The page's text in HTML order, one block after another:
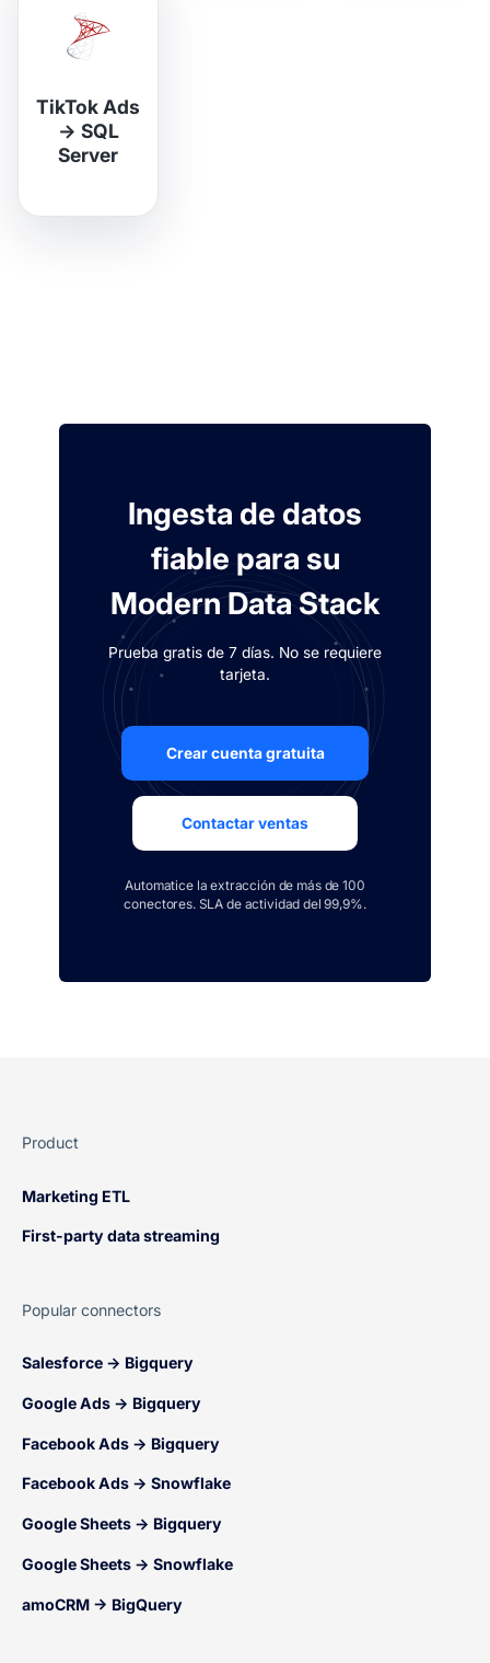
TikTok Ads
→ SQL
Server
Ingesta de datos
fiable para su
Modern Data Stack
Prueba gratis de 7 días. No se requiere
tarjeta.
Crear cuenta gratuita
Contactar ventas
Automatice la extracción de más de 100
conectores. SLA de actividad del 99,9%.
Product
Marketing ETL
First-party data streaming
Popular connectors
Salesforce → Bigquery
Google Ads → Bigquery
Facebook Ads → Bigquery
Facebook Ads → Snowflake
Google Sheets → Bigquery
Google Sheets → Snowflake
amoCRM → BigQuery